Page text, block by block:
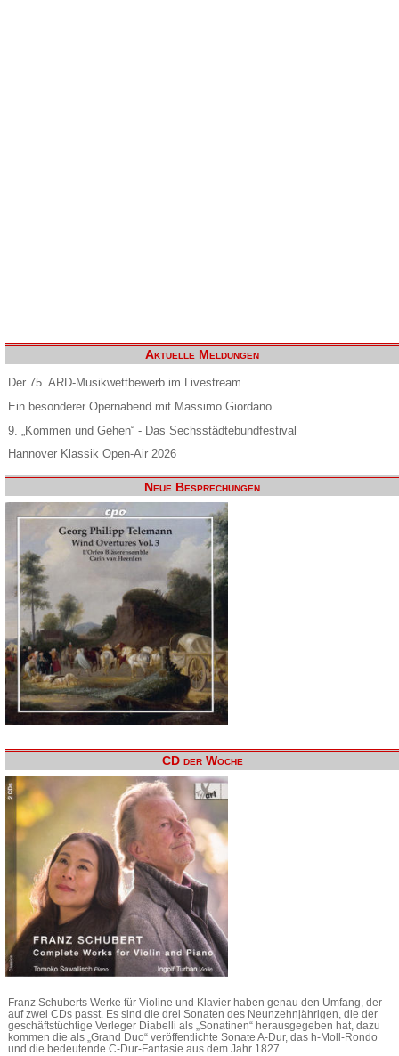
Aktuelle Meldungen
Der 75. ARD-Musikwettbewerb im Livestream
Ein besonderer Opernabend mit Massimo Giordano
9. „Kommen und Gehen“ - Das Sechsstädtebundfestival
Hannover Klassik Open-Air 2026
Neue Besprechungen
CD der Woche
Franz Schuberts Werke für Violine und Klavier haben genau den Umfang, der
auf zwei CDs passt. Es sind die drei Sonaten des Neunzehnjährigen, die der
geschäftstüchtige Verleger Diabelli als „Sonatinen“ herausgegeben hat, dazu
kommen die als „Grand Duo“ veröffentlichte Sonate A-Dur, das h-Moll-Rondo
und die bedeutende C-Dur-Fantasie aus dem Jahr 1827.